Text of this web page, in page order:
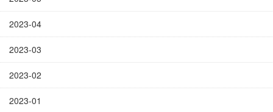
2023-04
2023-03
2023-02
2023-01